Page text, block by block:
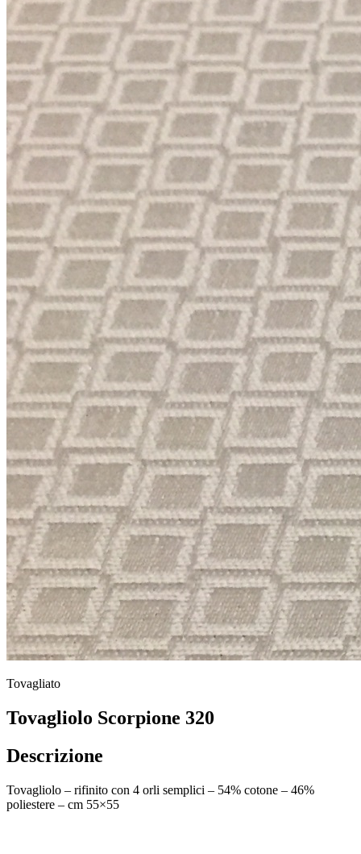
Tovagliato
Tovagliolo Scorpione 320
Descrizione
Tovagliolo – rifinito con 4 orli semplici – 54% cotone – 46%
poliestere – cm 55×55